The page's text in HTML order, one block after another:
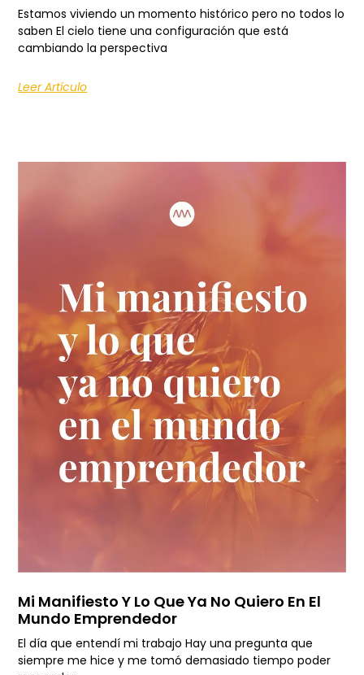
Estamos viviendo un momento histórico pero no todos lo
saben El cielo tiene una configuración que está
cambiando la perspectiva
Leer Artículo
Mi Manifiesto Y Lo Que Ya No Quiero En El
Mundo Emprendedor
El día que entendí mi trabajo Hay una pregunta que
siempre me hice y me tomó demasiado tiempo poder